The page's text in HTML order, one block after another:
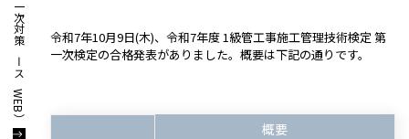
一次対策コース（WEB）
令和7年10月9日(木)、令和7年度 1級管工事施工管理技術検定 第
一次検定の合格発表がありました。概要は下記の通りです。
概要